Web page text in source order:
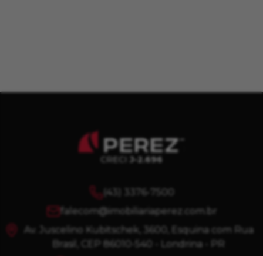
CRECI J-2.696
(43) 3376-7500
falecom@imobiliariaperez.com.br
Av. Juscelino Kubitschek, 3600, Esquina com Rua
Brasil, CEP 86010-540 - Londrina - PR